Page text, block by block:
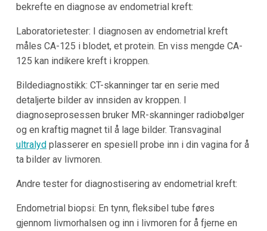
bekrefte en diagnose av endometrial kreft:
Laboratorietester: I diagnosen av endometrial kreft
måles CA-125 i blodet, et protein. En viss mengde CA-
125 kan indikere kreft i kroppen.
Bildediagnostikk: CT-skanninger tar en serie med
detaljerte bilder av innsiden av kroppen. I
diagnoseprosessen bruker MR-skanninger radiobølger
og en kraftig magnet til å lage bilder. Transvaginal
ultralydplasserer en spesiell probe inn i din vagina for å
ta bilder av livmoren.
Andre tester for diagnostisering av endometrial kreft:
Endometrial biopsi: En tynn, fleksibel tube føres
gjennom livmorhalsen og inn i livmoren for å fjerne en